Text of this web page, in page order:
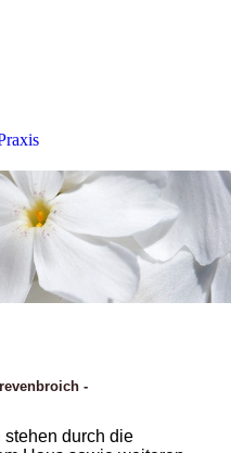
-
durch die